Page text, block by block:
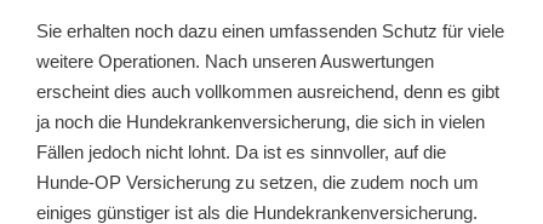
Sie erhalten noch dazu einen umfassenden Schutz für viele
weitere Operationen. Nach unseren Auswertungen
erscheint dies auch vollkommen ausreichend, denn es gibt
ja noch die Hundekrankenversicherung, die sich in vielen
Fällen jedoch nicht lohnt. Da ist es sinnvoller, auf die
Hunde-OP Versicherung zu setzen, die zudem noch um
einiges günstiger ist als die Hundekrankenversicherung.